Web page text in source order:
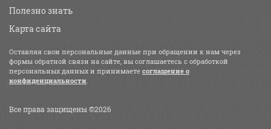
Полезно знать
Карта сайта
Оставляя свои персональные данные при обращении к нам через
формы обратной связи на сайте, вы соглашаетесь с обработкой
персональных данных и принимаете соглашение о
конфиденциальности.
Все права защищены ©2026